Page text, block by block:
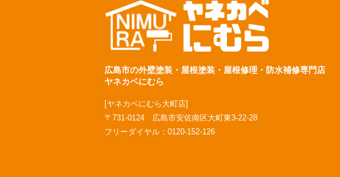
広島市の外壁塗装・屋根塗装・屋根修理・防水補修専門店
ヤネカベにむら
[ヤネカベにむら大町店]
〒731-0124 広島市安佐南区大町東3-22-28
フリーダイヤル： 0120-152-126